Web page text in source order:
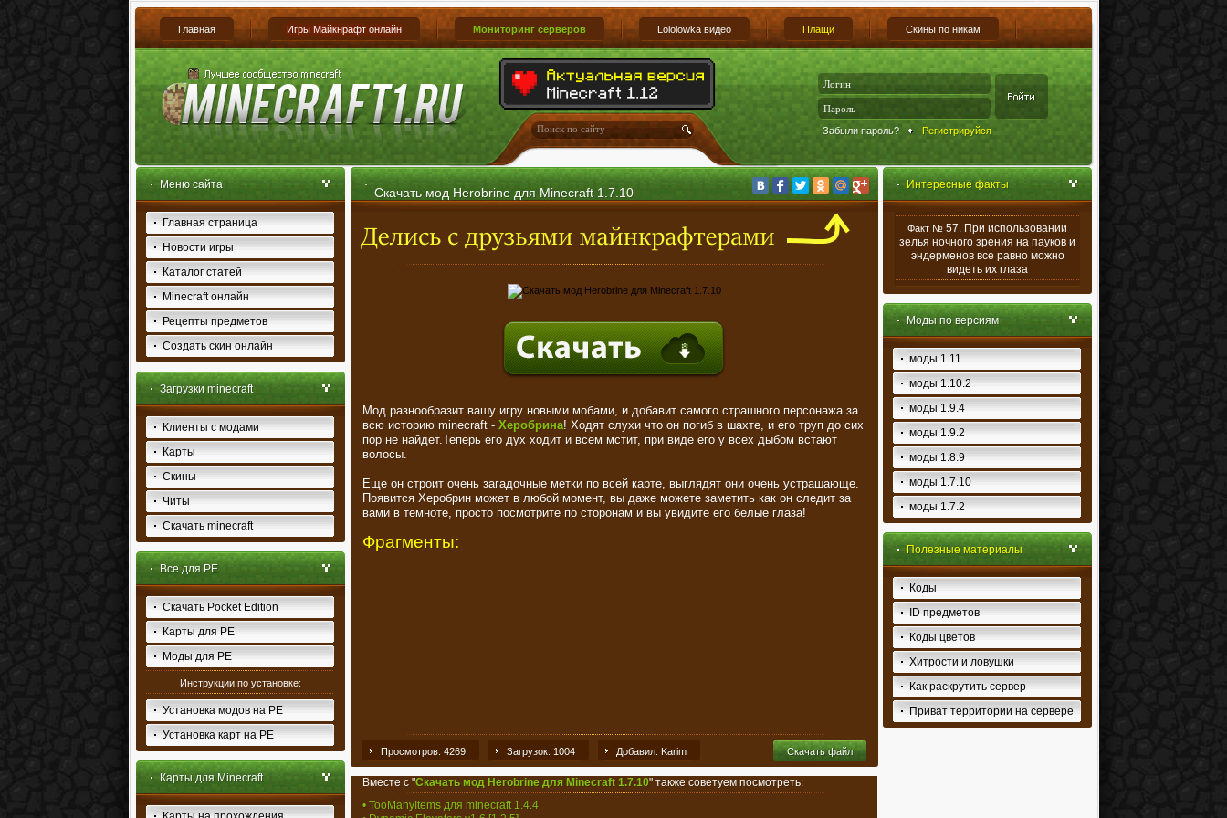
Главная Игры Майкнрафт онлайн Мониторинг серверов Lololowka видео Плащи Скины по никам
Забыли пароль? Регистрируйся
Меню сайта
Главная страница
Новости игры
Каталог статей
Minecraft онлайн
Рецепты предметов
Создать скин онлайн
Загрузки minecraft
Клиенты с модами
Карты
Скины
Читы
Скачать minecraft
Все для PE
Скачать Pocket Edition
Карты для PE
Моды для PE
Инструкции по установке:
Установка модов на PE
Установка карт на PE
Карты для Minecraft
Интересные факты
Факт № 57. При использовании
зелья ночного зрения на пауков и
эндерменов все равно можно
видеть их глаза
Моды по версиям
моды 1.11
моды 1.10.2
моды 1.9.4
моды 1.9.2
моды 1.8.9
моды 1.7.10
моды 1.7.2
Полезные материалы
Коды
ID предметов
Коды цветов
Хитрости и ловушки
Как раскрутить сервер
Приват территории на сервере
Скачать мод Herobrine для Minecraft 1.7.10
Мод разнообразит вашу игру новыми мобами, и добавит самого страшного персонажа за
всю историю minecraft -Херобрина! Ходят слухи что он погиб в шахте, и его труп до сих
пор не найдет.Теперь его дух ходит и всем мстит, при виде его у всех дыбом встают
волосы.
Еще он строит очень загадочные метки по всей карте, выглядят они очень устрашающе.
Появится Херобрин может в любой момент, вы даже можете заметить как он следит за
вами в темноте, просто посмотрите по сторонам и вы увидите его белые глаза!
Фрагменты:
Просмотров: 4269 Загрузок: 1004 Добавил: Karim Скачать файл
Вместе с "Скачать мод Herobrine для Minecraft 1.7.10" также советуем посмотреть:
• TooManyItems для minecraft 1.4.4